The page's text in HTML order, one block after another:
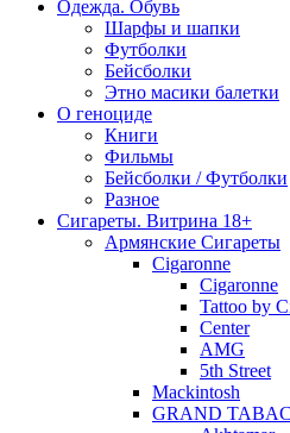
Одежда. Обувь
Шарфы и шапки
Футболки
Бейсболки
Этно масики балетки
О геноциде
Книги
Фильмы
Бейсболки / Футболки
Разное
Сигареты. Витрина 18+
Армянские Сигареты
Cigaronne
Cigaronne
Tattoo by
Center
AMG
5th Street
Mackintosh
GRAND